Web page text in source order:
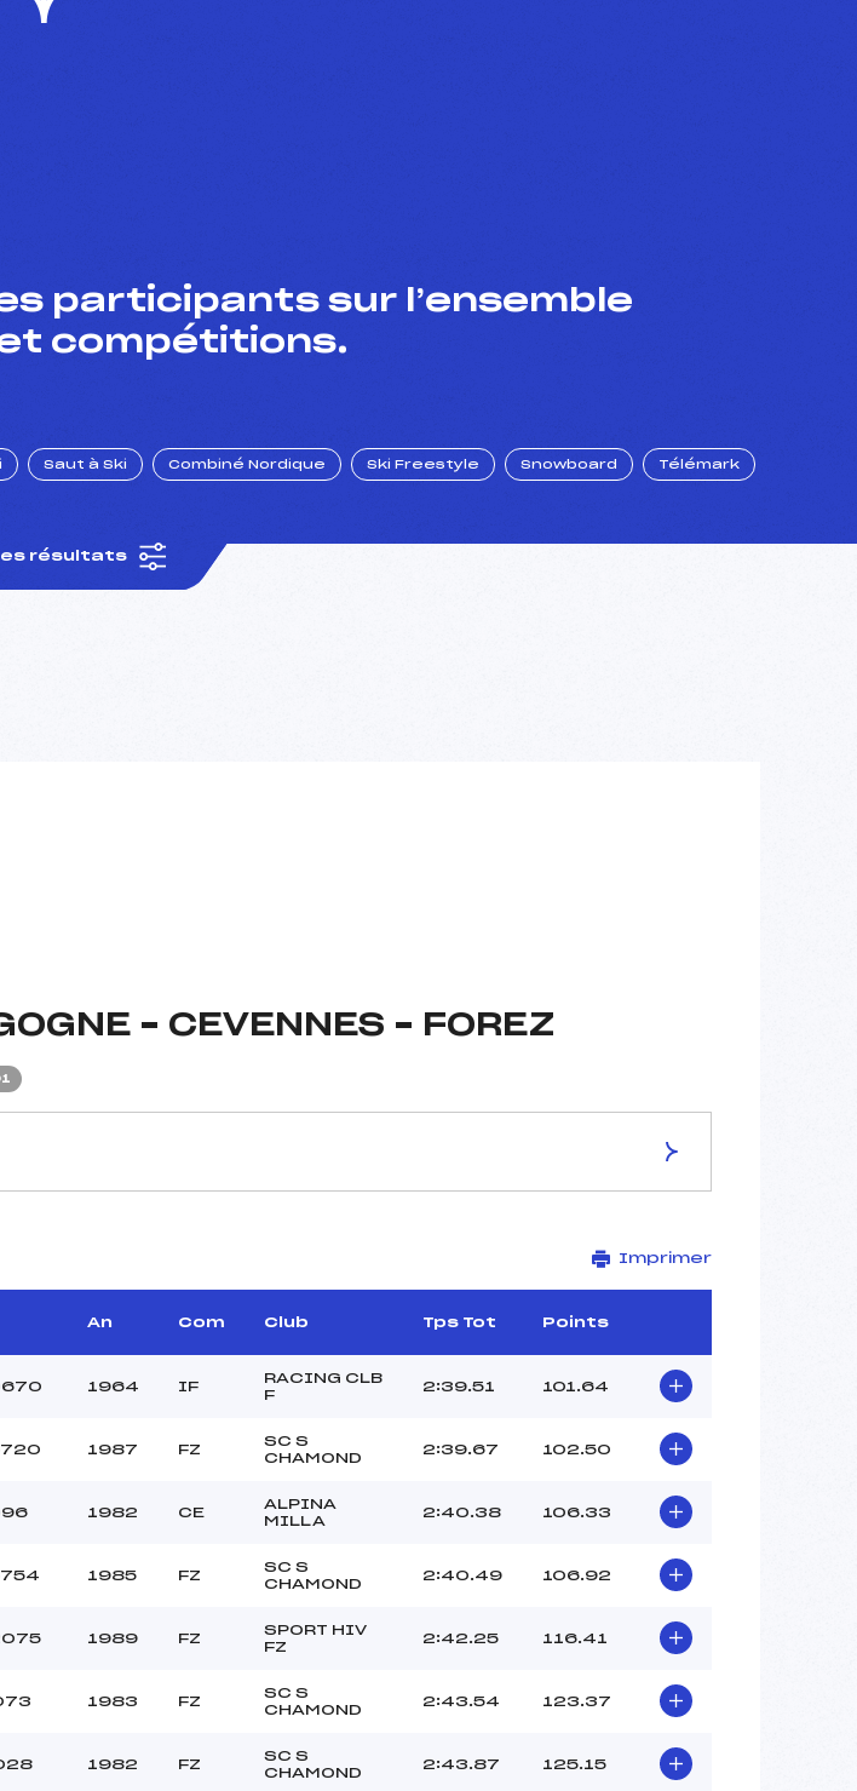
participants sur l’ensemble
compétitions.
Saut à Ski Combiné Nordique Ski Freestyle Snowboard Télémark
résultats
– CEVENNES – FOREZ
STADE
Altitude départ :
2670
Altitude arrivée :
1571/08/00
MANCHE 2
Heure de départ :
13H30
Ouvreurs A :
NOLF TIM (SA)
Température départ :
-1
Imprimer
An Com Club Tps Tot Points
1964 IF
RACING CLB
F
2:39.51 101.64
1987 FZ
SC S
CHAMOND
2:39.67 102.50
1982 CE
ALPINA
MILLA
2:40.38 106.33
1985 FZ
SC S
CHAMOND
2:40.49 106.92
1989 FZ
SPORT HIV
FZ
2:42.25 116.41
1983 FZ
SC S
CHAMOND
2:43.54 123.37
1982 FZ
SC S
CHAMOND
2:43.87 125.15